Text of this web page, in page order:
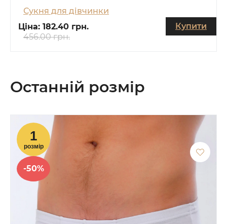
Сукня для дівчинки
Ціна: 182.40 грн.
456.00 грн.
Купити
Останній розмір
-50%